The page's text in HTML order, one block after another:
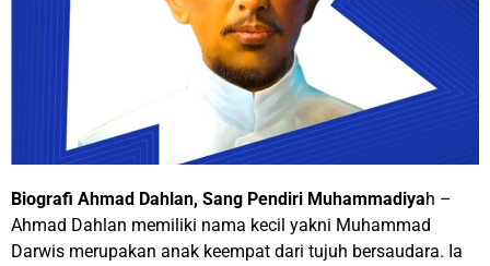
Biografi Ahmad Dahlan, Sang Pendiri Muhammadiyah –
Ahmad Dahlan memiliki nama kecil yakni Muhammad
Darwis merupakan anak keempat dari tujuh bersaudara. Ia